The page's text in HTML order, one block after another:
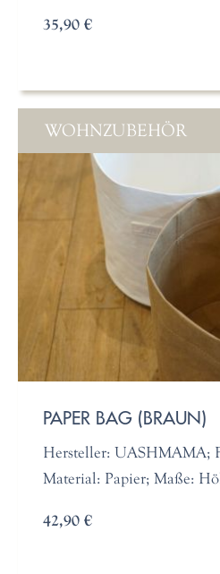
35,90 €
WOHNZUBEHÖR
PAPER BAG (BRAUN)
Hersteller: UASHMAMA;
Material: Papier; Maße:
42,90 €